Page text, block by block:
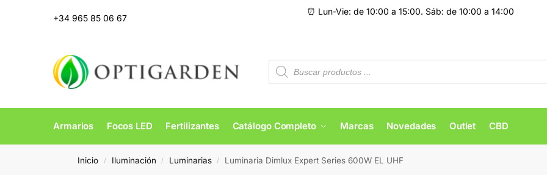
+34 965 85 06 67
⏰ Lun-Vie: de 10:00 a 15:00. Sáb: de 10:00 a 14:00
Armarios Focos LED Fertilizantes Catálogo Completo Marcas Novedades Outlet CBD
Inicio / Iluminación / Luminarias / Luminaria Dimlux Expert Series 600W EL UHF